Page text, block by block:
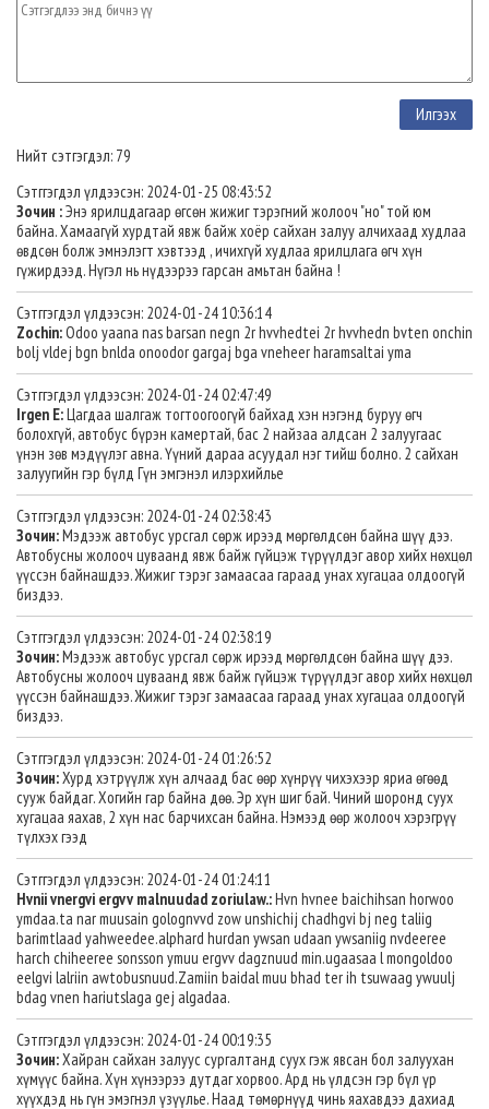
Нийт сэтгэгдэл: 79
Сэтггэгдэл үлдээсэн: 2024-01-25 08:43:52
Зочин :Энэ ярилцдагаар өгсөн жижиг тэрэгний жолооч "но" той юм
байна. Хамаагүй хурдтай явж байж хоёр сайхан залуу алчихаад худлаа
өвдсөн болж эмнэлэгт хэвтээд , ичихгүй худлаа ярилцлага өгч хүн
гүжирдээд. Нүгэл нь нүдээрээ гарсан амьтан байна !
Сэтггэгдэл үлдээсэн: 2024-01-24 10:36:14
Zochin:Odoo yaana nas barsan negn 2r hvvhedtei 2r hvvhedn bvten onchin
bolj vldej bgn bnlda onoodor gargaj bga vneheer haramsaltai yma
Сэтггэгдэл үлдээсэн: 2024-01-24 02:47:49
Irgen E:Цагдаа шалгаж тогтоогоогүй байхад хэн нэгэнд буруу өгч
болохгүй, автобус бүрэн камертай, бас 2 найзаа алдсан 2 залуугаас
үнэн зөв мэдүүлэг авна. Үүний дараа асуудал нэг тийш болно. 2 сайхан
залуугийн гэр бүлд Гүн эмгэнэл илэрхийлье
Сэтггэгдэл үлдээсэн: 2024-01-24 02:38:43
Зочин:Мэдээж автобус урсгал сөрж ирээд мөргөлдсөн байна шүү дээ.
Автобусны жолооч цуваанд явж байж гүйцэж түрүүлдэг авор хийх нөхцөл
үүссэн байнашдээ. Жижиг тэрэг замаасаа гараад унах хугацаа олдоогүй
биздээ.
Сэтггэгдэл үлдээсэн: 2024-01-24 02:38:19
Зочин:Мэдээж автобус урсгал сөрж ирээд мөргөлдсөн байна шүү дээ.
Автобусны жолооч цуваанд явж байж гүйцэж түрүүлдэг авор хийх нөхцөл
үүссэн байнашдээ. Жижиг тэрэг замаасаа гараад унах хугацаа олдоогүй
биздээ.
Сэтггэгдэл үлдээсэн: 2024-01-24 01:26:52
Зочин:Хурд хэтрүүлж хүн алчаад бас өөр хүнрүү чихэхээр яриа өгөөд
сууж байдаг. Хогийн гар байна дөө. Эр хүн шиг бай. Чиний шоронд суух
хугацаа яахав, 2 хүн нас барчихсан байна. Нэмээд өөр жолооч хэрэгрүү
түлхэх гээд
Сэтггэгдэл үлдээсэн: 2024-01-24 01:24:11
Hvnii vnergvi ergvv malnuudad zoriulaw.:Hvn hvnee baichihsan horwoo
ymdaa.ta nar muusain golognvvd zow unshichij chadhgvi bj neg taliig
barimtlaad yahweedee.alphard hurdan ywsan udaan ywsaniig nvdeeree
harch chiheeree sonsson ymuu ergvv dagznuud min.ugaasaa l mongoldoo
eelgvi lalriin awtobusnuud.Zamiin baidal muu bhad ter ih tsuwaag ywuulj
bdag vnen hariutslaga gej algadaa.
Сэтггэгдэл үлдээсэн: 2024-01-24 00:19:35
Зочин:Хайран сайхан залуус сургалтанд суух гэж явсан бол залуухан
хүмүүс байна. Хүн хүнээрээ дутдаг хорвоо. Ард нь үлдсэн гэр бүл үр
хүүхдэд нь гүн эмэгнэл үзүүлье. Наад төмөрнүүд чинь яахавдээ дахиад